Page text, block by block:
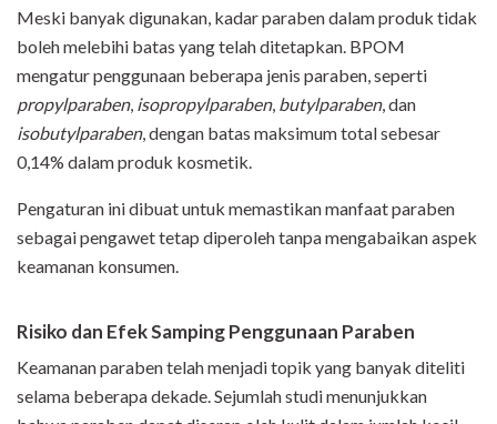
Meski banyak digunakan, kadar paraben dalam produk tidak
boleh melebihi batas yang telah ditetapkan. BPOM
mengatur penggunaan beberapa jenis paraben, seperti
propylparaben, isopropylparaben, butylparaben, dan
isobutylparaben, dengan batas maksimum total sebesar
0,14% dalam produk kosmetik.
Pengaturan ini dibuat untuk memastikan manfaat paraben
sebagai pengawet tetap diperoleh tanpa mengabaikan aspek
keamanan konsumen.
Risiko dan Efek Samping Penggunaan Paraben
Keamanan paraben telah menjadi topik yang banyak diteliti
selama beberapa dekade. Sejumlah studi menunjukkan